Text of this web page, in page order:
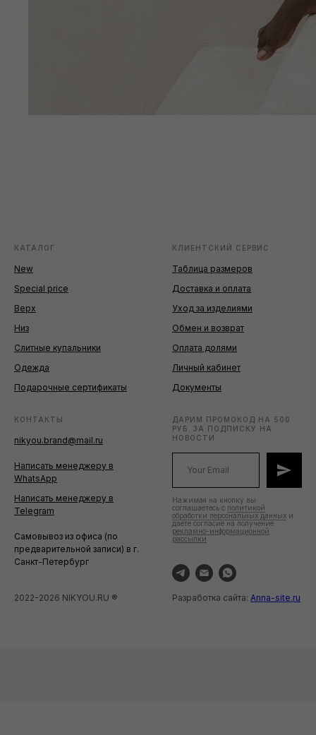
КАТАЛОГ
New
Special price
Верх
Низ
Слитные купальники
Одежда
Подарочные сертификаты
КЛИЕНТСКИЙ СЕРВИС
Таблица размеров
Доставка и оплата
Уход за изделиями
Обмен и возврат
Оплата долями
Личный кабинет
Документы
КОНТАКТЫ
nikyou.brand@mail.ru
Написать менеджеру в
WhatsApp
Написать менеджеру в
Telegram
Самовывоз из офиса (по
предварительной записи) в г.
Санкт-Петербург
ДАРИМ ПРОМОКОД НА 500
РУБ. ЗА ПОДПИСКУ НА
НОВОСТИ
Нажимая на кнопку вы
соглашаетесь с политикой
обработки персональных данных и
даете согласие на получение
рекламно-информационной
рассылки
2022-2026 NIKYOU.RU ® Разработка сайта: Anna-site.ru